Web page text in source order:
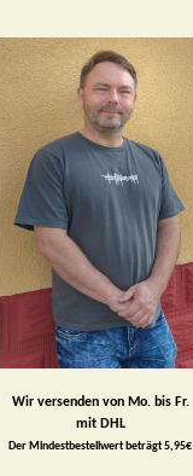
Wir versenden von Mo. bis Fr.
mit DHL
Der Mindestbestellwert beträgt 5,95€